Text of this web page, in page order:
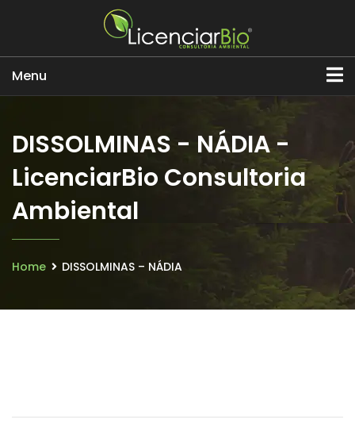
Menu
DISSOLMINAS - NÁDIA -
LicenciarBio Consultoria
Ambiental
Home DISSOLMINAS – NÁDIA